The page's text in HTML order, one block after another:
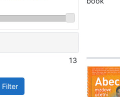
13
Filter